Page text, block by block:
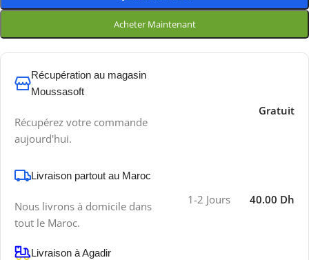
Acheter Maintenant
Récupération au magasin
Moussasoft
Récupérez votre commande
aujourd'hui.
Gratuit
Livraison partout au Maroc
Nous livrons à domicile dans
tout le Maroc.
1-2 Jours 40.00 Dh
Livraison à Agadir